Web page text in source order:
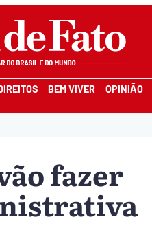
BEM VIVER OPINIÃO
fazer